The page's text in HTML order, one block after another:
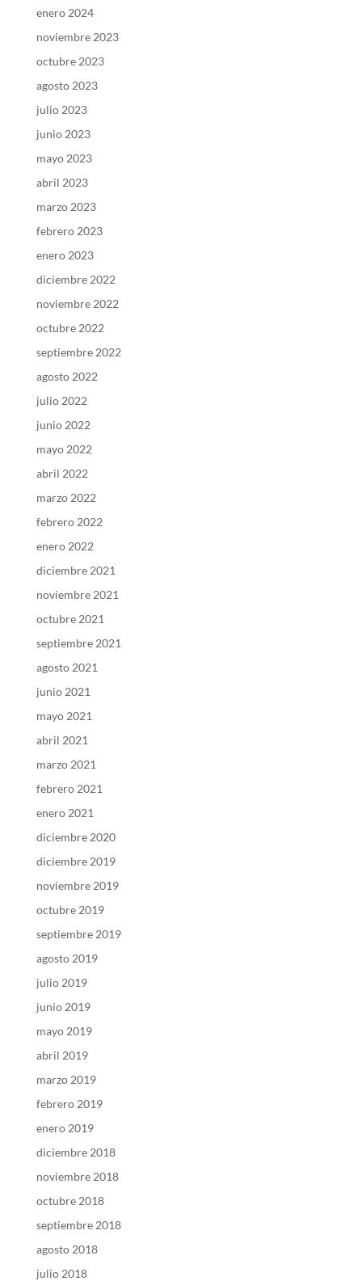
enero 2024
noviembre 2023
octubre 2023
agosto 2023
julio 2023
junio 2023
mayo 2023
abril 2023
marzo 2023
febrero 2023
enero 2023
diciembre 2022
noviembre 2022
octubre 2022
septiembre 2022
agosto 2022
julio 2022
junio 2022
mayo 2022
abril 2022
marzo 2022
febrero 2022
enero 2022
diciembre 2021
noviembre 2021
octubre 2021
septiembre 2021
agosto 2021
junio 2021
mayo 2021
abril 2021
marzo 2021
febrero 2021
enero 2021
diciembre 2020
diciembre 2019
noviembre 2019
octubre 2019
septiembre 2019
agosto 2019
julio 2019
junio 2019
mayo 2019
abril 2019
marzo 2019
febrero 2019
enero 2019
diciembre 2018
noviembre 2018
octubre 2018
septiembre 2018
agosto 2018
julio 2018